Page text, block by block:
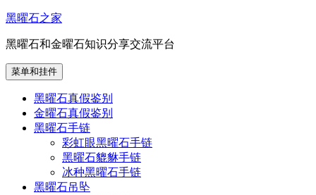
跳
内
容
黑曜石之家
黑曜石和金曜石知识分享交流平台
菜单和挂件
黑曜石真假鉴别
金曜石真假鉴别
黑曜石手链
彩虹眼黑曜石手链
黑曜石貔貅手链
冰种黑曜石手链
黑曜石吊坠